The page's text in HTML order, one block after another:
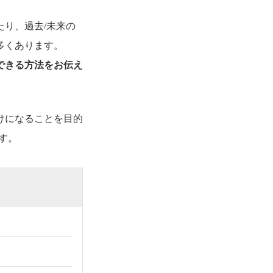
り、過去/未来の
あります。
る方法をお伝え
になることを目的
。